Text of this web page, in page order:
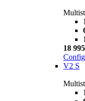
18
V2 S